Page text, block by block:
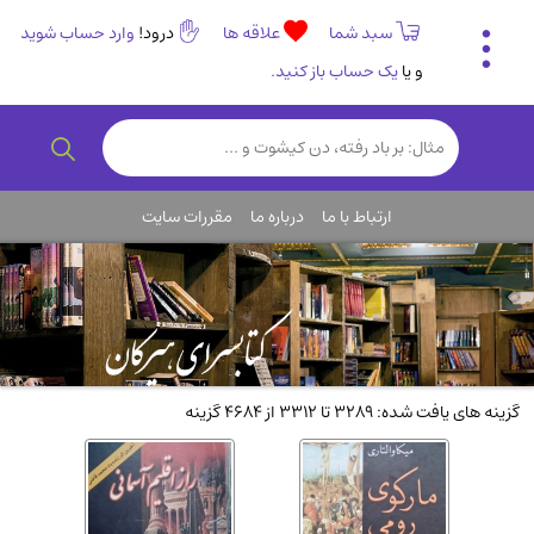
سبد شما علاقه ها درود! وارد حساب شوید
و یایک حساب باز کنید.
تاریخی و فرهنگی
(838)
رمان و داستان ایرانی(307)
روانشناسی(357)
انگلیسی و زبان خارجی(14)
کودکان و نوجوانان(76)
کتب نادر و کمیاب(19)
روانشناسی(112)
طب گیاهی و سنتی(45)
فلسفه و جامعه شناسی(151)
ادبیات و شعر(511)
ارتباط با ما درباره ما مقررات سایت
گزینه های یافت شده: 3289 تا 3312 از 4684 گزینه